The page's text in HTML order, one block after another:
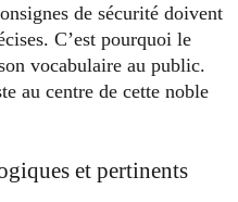
de sécurité doivent
C’est pourquoi le
vocabulaire au public.
au centre de cette noble
et pertinents